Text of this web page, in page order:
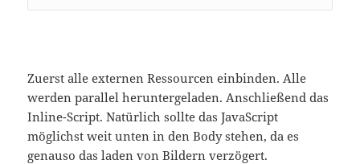
Zuerst alle externen Ressourcen einbinden. Alle
werden parallel heruntergeladen. Anschließend das
Inline-Script. Natürlich sollte das JavaScript
möglichst weit unten in den Body stehen, da es
genauso das laden von Bildern verzögert.